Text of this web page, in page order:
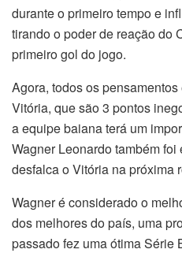
durante o primeiro tempo e
tirando o poder de reação do
primeiro gol do jogo.
Agora, todos os
Vitória, que são 3 pontos
a equipe baiana terá um
Wagner Leonardo também
desfalca o Vitória na próxima
Wagner é considerado o
dos melhores do país, uma
passado fez uma ótima Série